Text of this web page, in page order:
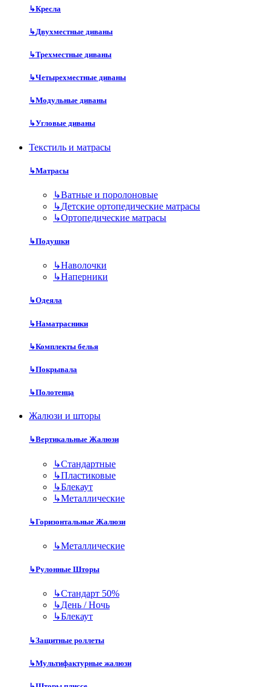
↳Кресла
↳Двухместные диваны
↳Трехместные диваны
↳Четырехместные диваны
↳Модульные диваны
↳Угловые диваны
Текстиль и матрасы
↳Матрасы
↳Ватные и поролоновые
↳Детские ортопедические матрасы
↳Ортопедические матрасы
↳Подушки
↳Наволочки
↳Наперники
↳Одеяла
↳Наматрасники
↳Комплекты белья
↳Покрывала
↳Полотенца
Жалюзи и шторы
↳Вертикальные Жалюзи
↳Стандартные
↳Пластиковые
↳Блекаут
↳Металлические
↳Горизонтальные Жалюзи
↳Металлические
↳Рулонные Шторы
↳Стандарт 50%
↳День / Ночь
↳Блекаут
↳Защитные роллеты
↳Мультифактурные жалюзи